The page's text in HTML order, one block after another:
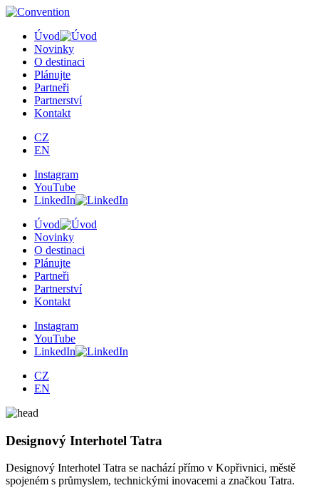
Úvod
Novinky
O destinaci
Plánujte
Partneři
Partnerství
Kontakt
CZ
EN
Instagram
YouTube
LinkedIn
Úvod
Novinky
O destinaci
Plánujte
Partneři
Partnerství
Kontakt
Instagram
YouTube
LinkedIn
CZ
EN
Designový Interhotel Tatra
Designový Interhotel Tatra se nachází přímo v Kopřivnici, městě
spojeném s průmyslem, technickými inovacemi a značkou Tatra.